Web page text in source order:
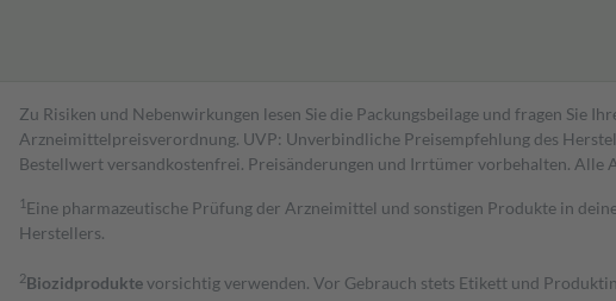
Zu Risiken und Nebenwirkungen lesen Sie die Packungsbeilage und fragen
Arzneimittelpreisverordnung. UVP: Unverbindliche Preisempfehlung des
Bestell­wert versand­kosten­frei. Preisänderungen und Irrtümer vorbehalten. Alle
1 Eine pharmazeutische Prüfung der Arzneimittel und sonstigen Produkte in
Herstellers.
2Biozidproduktevorsichtig verwenden. Vor Gebrauch stets Etikett und